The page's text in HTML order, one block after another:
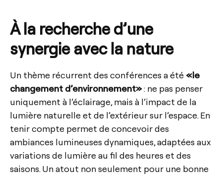
À la recherche d’une
synergie avec la nature
Un thème récurrent des conférences a été «le
changement d’environnement»: ne pas penser
uniquement à l’éclairage, mais à l’impact de la
lumière naturelle et de l’extérieur sur l’espace. En
tenir compte permet de concevoir des
ambiances lumineuses dynamiques, adaptées aux
variations de lumière au fil des heures et des
saisons. Un atout non seulement pour une bonne